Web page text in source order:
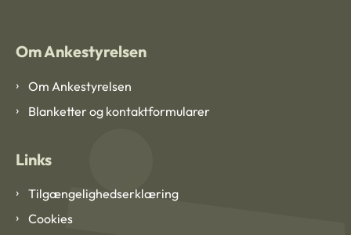
Om Ankestyrelsen
Om Ankestyrelsen
Blanketter og kontaktformularer
Links
Tilgængelighedserklæring
Cookies